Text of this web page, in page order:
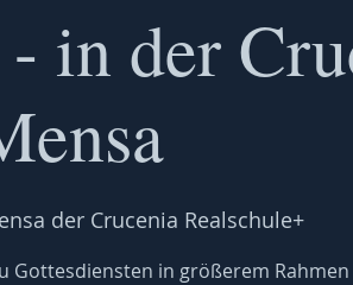
in der
der Crucenia Realschule+
Gottesdiensten in größerem Rahmen